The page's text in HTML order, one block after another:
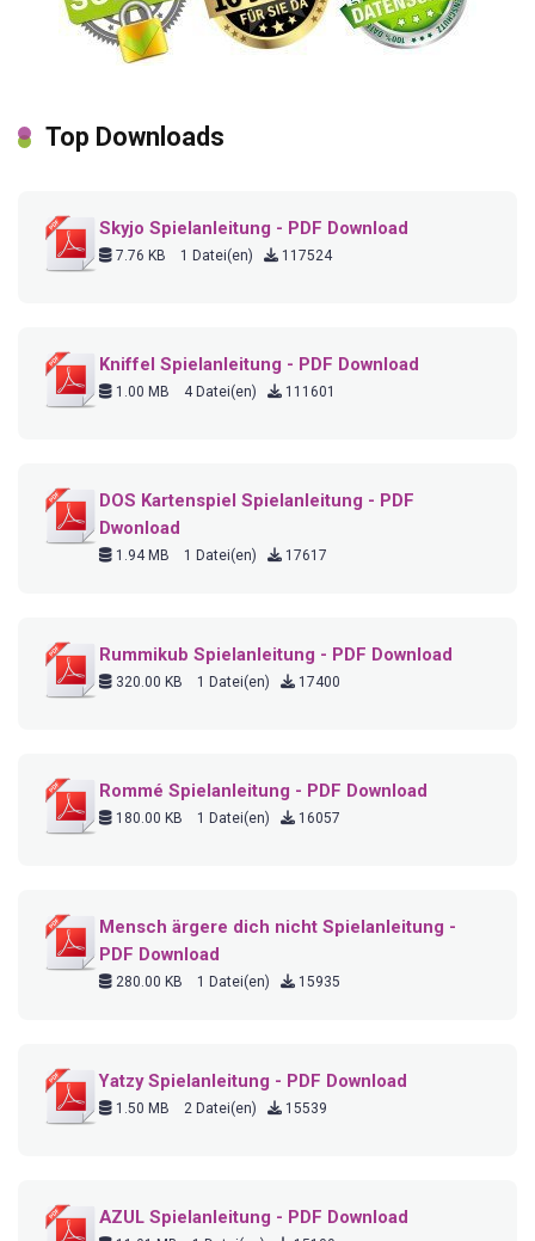
Top Downloads
Skyjo Spielanleitung - PDF Download
7.76 KB 1 Datei(en) 117524
Kniffel Spielanleitung - PDF Download
1.00 MB 4 Datei(en) 111601
DOS Kartenspiel Spielanleitung - PDF
Dwonload
1.94 MB 1 Datei(en) 17617
Rummikub Spielanleitung - PDF Download
320.00 KB 1 Datei(en) 17400
Rommé Spielanleitung - PDF Download
180.00 KB 1 Datei(en) 16057
Mensch ärgere dich nicht Spielanleitung -
PDF Download
280.00 KB 1 Datei(en) 15935
Yatzy Spielanleitung - PDF Download
1.50 MB 2 Datei(en) 15539
AZUL Spielanleitung - PDF Download